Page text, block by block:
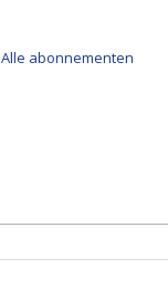
Alle abonnementen